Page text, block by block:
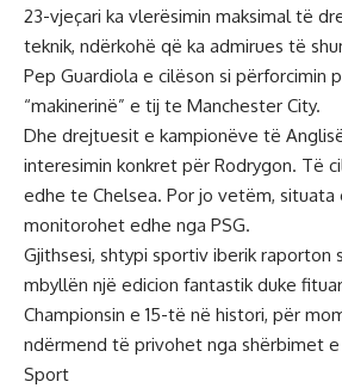
23-vjeçari ka vlerësimin maksimal të
teknik, ndërkohë që ka admirues të
Pep Guardiola e cilëson si përforcimin
“makinerinë” e tij te Manchester City.
Dhe drejtuesit e kampionëve të
interesimin konkret për Rodrygon. Të
edhe te Chelsea. Por jo vetëm,
monitorohet edhe nga PSG.
Gjithsesi, shtypi sportiv iberik raporton
mbyllën një edicion fantastik duke
Championsin e 15-të në histori, për
ndërmend të privohet nga shërbimet
Sport